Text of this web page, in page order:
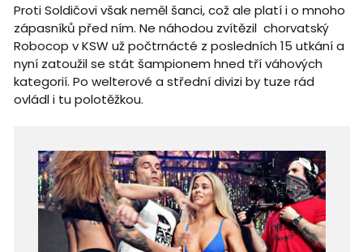
Proti Soldičovi však neměl šanci, což ale platí i o mnoho
zápasníků před ním. Ne náhodou zvítězil chorvatský
Robocop v KSW už počtrnácté z posledních 15 utkání a
nyní zatoužil se stát šampionem hned tří váhových
kategorií. Po welterové a střední divizi by tuze rád
ovládl i tu polotěžkou.